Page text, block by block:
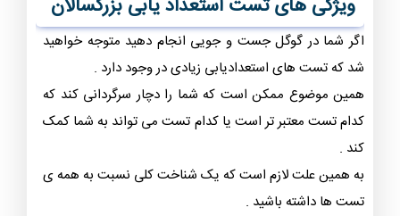
ویژگی های تست استعداد یابی بزرگسالان
اگر شما در گوگل جست و جویی انجام دهید متوجه خواهید
شد که تست های استعدادیابی زیادی در وجود دارد .
همین موضوع ممکن است که شما را دچار سرگردانی کند که
کدام تست معتبر تر است یا کدام تست می تواند به شما کمک
کند .
به همین علت لازم است که یک شناخت کلی نسبت به همه ی
تست ها داشته باشید .